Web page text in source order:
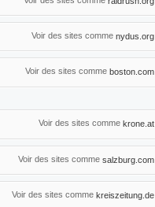
Voir des sites comme nydus.org
Voir des sites comme boston.com
Voir des sites comme krone.at
Voir des sites comme salzburg.com
Voir des sites comme kreiszeitung.de